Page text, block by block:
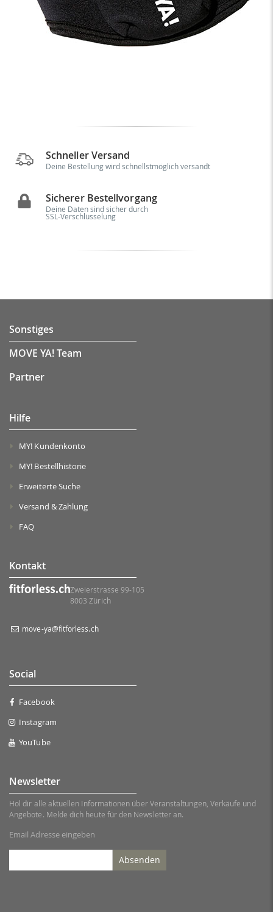
Schneller Versand
Deine Bestellung wird schnellstmöglich versandt
Sicherer Bestellvorgang
Deine Daten sind sicher durch
SSL-Verschlüsselung
Sonstiges
MOVE YA! Team
Partner
Hilfe
MY! Kundenkonto
MY! Bestellhistorie
Erweiterte Suche
Versand & Zahlung
FAQ
Kontakt
Zweierstrasse 99-105
8003 Zürich
move-ya@fitforless.ch
Social
Facebook
Instagram
YouTube
Newsletter
Hol dir alle aktuellen Informationen über Veranstaltungen, Verkäufe und
Angebote. Melde dich heute für den Newsletter an.
Email Adresse eingeben
Absenden